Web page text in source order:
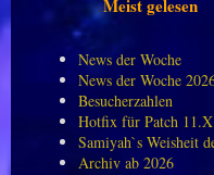
Meist gelesen
News der Woche
News der Woche
Besucherzahlen
Hotfix für Patch 11.X
Samiyah`s Weisheit
Archiv ab 2026